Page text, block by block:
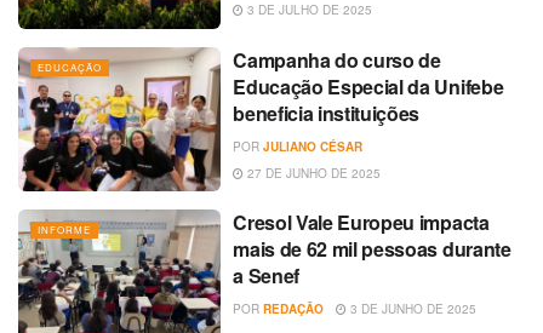
3 DE JULHO DE 2025
EDUCAÇÃO
Campanha do curso de
Educação Especial da Unifebe
beneficia instituições
POR JULIANO CÉSAR
27 DE JUNHO DE 2025
INFORME
Cresol Vale Europeu impacta
mais de 62 mil pessoas durante
a Senef
POR REDAÇÃO 3 DE JUNHO DE 2025